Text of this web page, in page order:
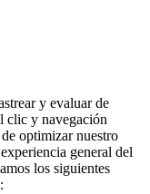
y evaluar de
clic y navegación
optimizar nuestro
general del
los siguientes